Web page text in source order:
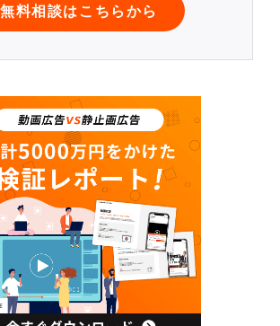
無料相談はこちらから